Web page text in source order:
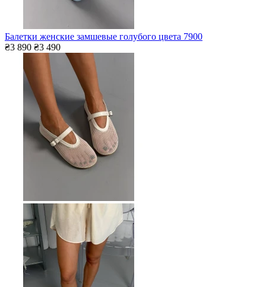
Балетки женские замшевые голубого цвета 7900
₴3 890 ₴3 490